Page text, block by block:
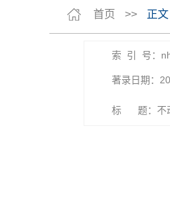
首页 >> 正文
索 引 号：
著录日期：
标 题：不动